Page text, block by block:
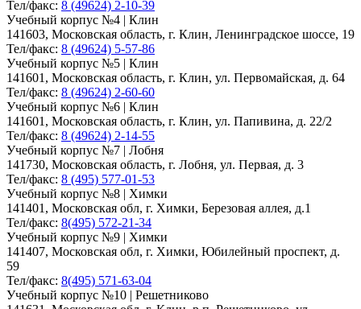
Тел/факс: 8 (49624) 2-10-39
Учебный корпус №4 | Клин
141603, Московская область, г. Клин, Ленинградское шоссе, 19
Тел/факс: 8 (49624) 5-57-86
Учебный корпус №5 | Клин
141601, Московская область, г. Клин, ул. Первомайская, д. 64
Тел/факс: 8 (49624) 2-60-60
Учебный корпус №6 | Клин
141601, Московская область, г. Клин, ул. Папивина, д. 22/2
Тел/факс: 8 (49624) 2-14-55
Учебный корпус №7 | Лобня
141730, Московская область, г. Лобня, ул. Первая, д. 3
Тел/факс: 8 (495) 577-01-53
Учебный корпус №8 | Химки
141401, Московская обл, г. Химки, Березовая аллея, д.1
Тел/факс: 8(495) 572-21-34
Учебный корпус №9 | Химки
141407, Московская обл, г. Химки, Юбилейный проспект, д.
59
Тел/факс: 8(495) 571-63-04
Учебный корпус №10 | Решетниково